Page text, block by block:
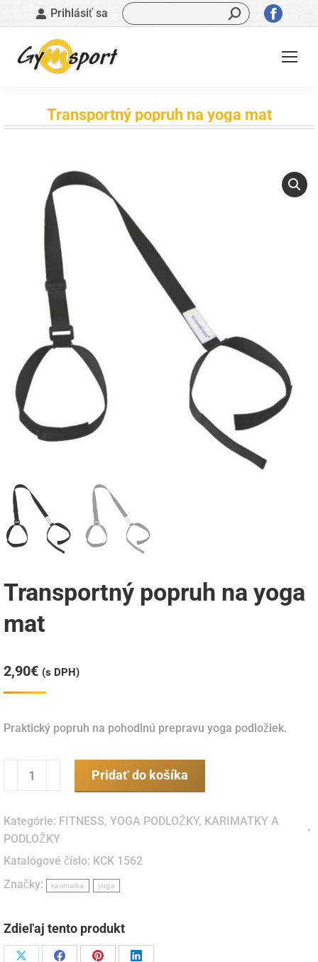
Prihlásiť sa Vyhľadávanie:
sa
otvorí
Transportný popruh na yoga mat
Transportný popruh na yoga
mat
2,90€ (s DPH)
Praktický popruh na pohodlnú prepravu yoga podložiek.
množstvo
Transportný
na
mat
Pridať do košíka
Kategórie: FITNESS, YOGA PODLOŽKY, KARIMATKY A
PODLOŽKY
Katalógové číslo: KCK 1562
Značky:
karimatka yoga
Zdieľaj tento produkt